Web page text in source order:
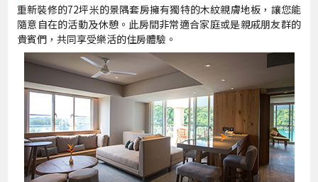
重新裝修的72坪米的景隅套房擁有獨特的木紋親膚地板，讓您能
隨意自在的活動及休憩。此房間非常適合家庭或是親戚朋友群的
貴賓們，共同享受樂活的住房體驗。